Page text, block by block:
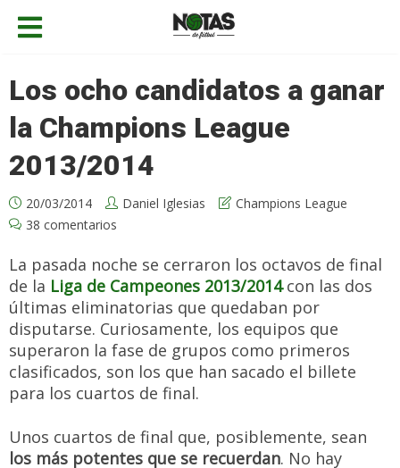
Los ocho candidatos a ganar
la Champions League
2013/2014
20/03/2014 Daniel Iglesias
Champions League
38 comentarios
La pasada noche se cerraron los octavos de final
de la Liga de Campeones 2013/2014con las dos
últimas eliminatorias que quedaban por
disputarse. Curiosamente, los equipos que
superaron la fase de grupos como primeros
clasificados, son los que han sacado el billete
para los cuartos de final.
Unos cuartos de final que, posiblemente, sean
los más potentes que se recuerdan. No hay